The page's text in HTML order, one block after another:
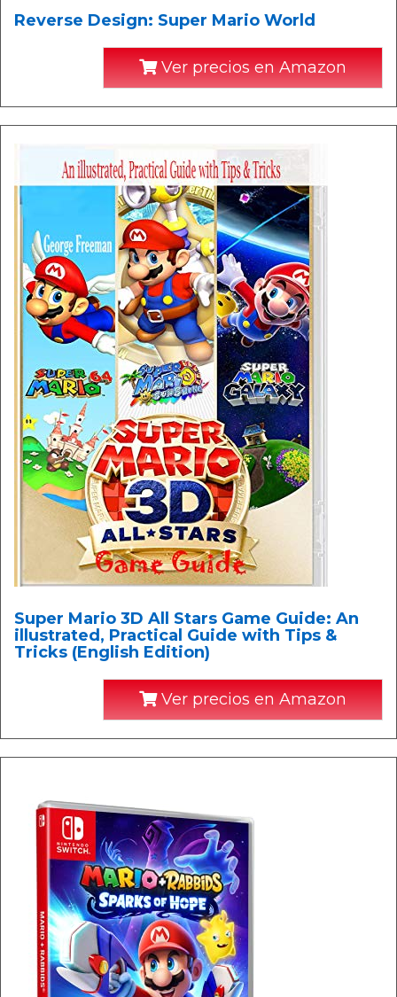
Reverse Design: Super Mario World
Ver precios en Amazon
Super Mario 3D All Stars Game Guide: An
illustrated, Practical Guide with Tips &
Tricks (English Edition)
Ver precios en Amazon